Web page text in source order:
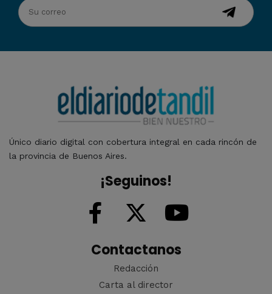
Único diario digital con cobertura integral en cada rincón de
la provincia de Buenos Aires.
¡Seguinos!
Contactanos
Redacción
Carta al director